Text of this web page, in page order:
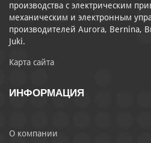
производства с электрическим
механическим и электронным
производителей Aurora, Bernina,
Juki.
Карта сайта
ИНФОРМАЦИЯ
О компании